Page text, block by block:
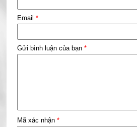
Email *
Gửi bình luận của bạn *
Mã xác nhận *